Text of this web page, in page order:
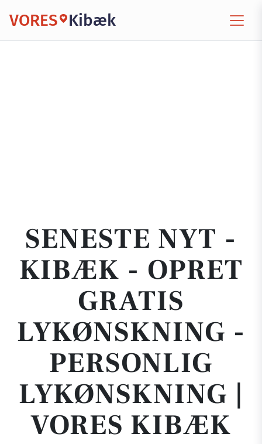
VORES Kibæk
SENESTE NYT -
KIBÆK - OPRET
GRATIS
LYKØNSKNING -
PERSONLIG
LYKØNSKNING |
VORES KIBÆK